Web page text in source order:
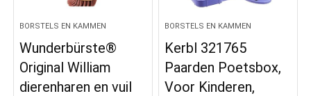
BORSTELS EN KAMMEN
Wunderbürste®
Original William
dierenharen en vuil
BORSTELS EN KAMMEN
Kerbl 321765
Paarden Poetsbox,
Voor Kinderen,